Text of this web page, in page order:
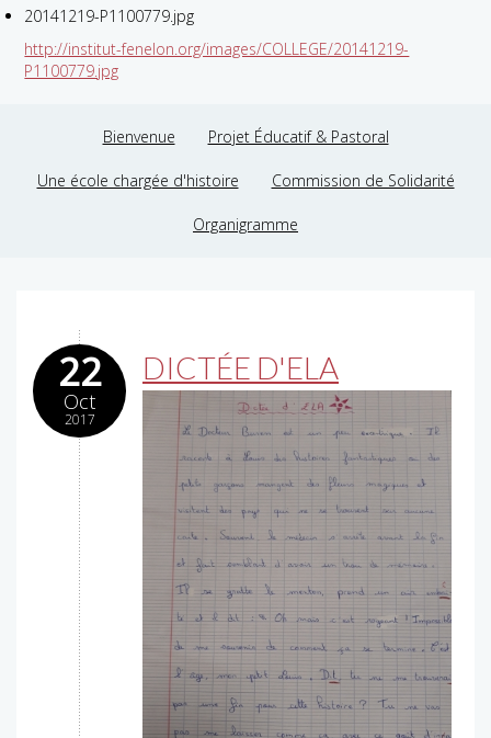
20141219-P1100779.jpg
http://institut-fenelon.org/images/COLLEGE/20141219-
P1100779.jpg
Bienvenue Projet Éducatif & Pastoral
Une école chargée d'histoire Commission de Solidarité
Organigramme
22
Oct
2017
DICTÉE D'ELA